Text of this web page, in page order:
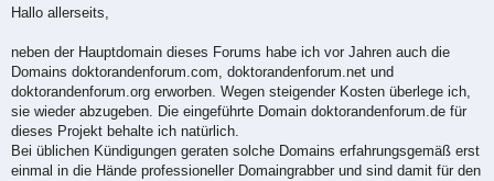
i
a
Hallo allerseits,
neben der Hauptdomain dieses Forums habe ich vor Jahren auch die
Domains doktorandenforum.com, doktorandenforum.net und
doktorandenforum.org erworben. Wegen steigender Kosten überlege ich,
sie wieder abzugeben. Die eingeführte Domain doktorandenforum.de für
dieses Projekt behalte ich natürlich.
Bei üblichen Kündigungen geraten solche Domains erfahrungsgemäß erst
einmal in die Hände professioneller Domaingrabber und sind damit für den